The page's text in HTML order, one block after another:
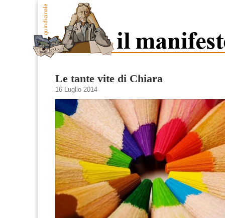
Le tante vite di Chiara
16 Luglio 2014